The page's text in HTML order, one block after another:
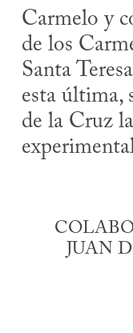
Carmelo y
de los
Santa
esta última,
de la Cruz
JUAN